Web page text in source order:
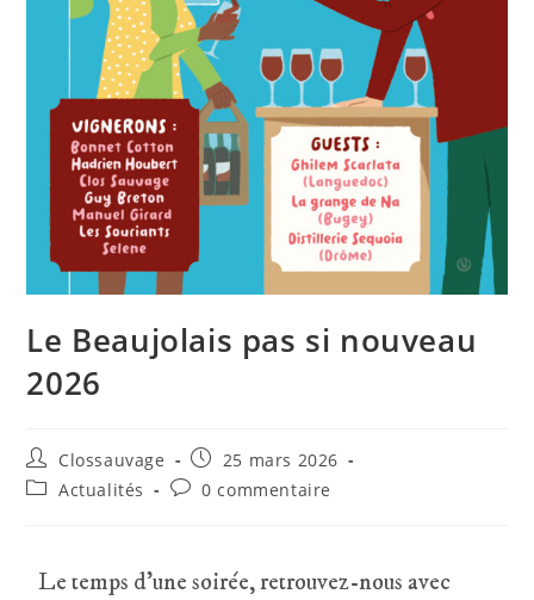
Le Beaujolais pas si nouveau
2026
Clossauvage
25 mars 2026
Actualités
0 commentaire
Le temps d’une soirée, retrouvez-nous avec